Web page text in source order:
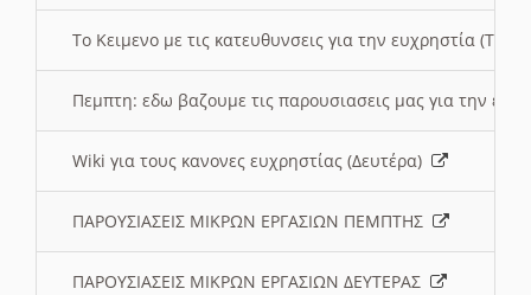
To Κειμενο με τις κατευθυνσεις για την ευχρηστία
Πεμπτη: εδω βαζουμε τις παρουσιασεις μας για την
Wiki για τους κανονες ευχρηστίας (Δευτέρα)
ΠΑΡΟΥΣΙΑΣΕΙΣ ΜΙΚΡΩΝ ΕΡΓΑΣΙΩΝ ΠΕΜΠΤΗΣ
ΠΑΡΟΥΣΙΑΣΕΙΣ ΜΙΚΡΩΝ ΕΡΓΑΣΙΩΝ ΔΕΥΤΕΡΑΣ